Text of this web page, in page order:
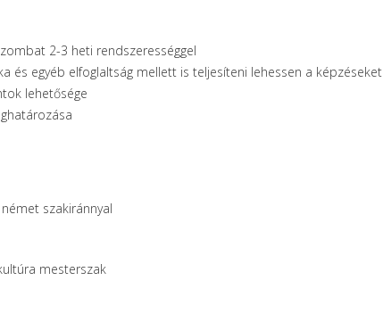
2-3 heti rendszerességgel
és egyéb elfoglaltság mellett is teljesíteni lehessen a képzéseket
lehetősége
szakiránnyal
mesterszak